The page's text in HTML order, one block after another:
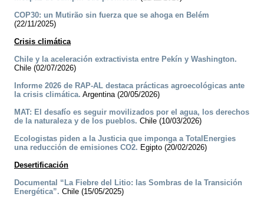
COP30: un Mutirão sin fuerza que se ahoga en Belém
(22/11/2025)
Crisis climática
Chile y la aceleración extractivista entre Pekín y Washington.
Chile (02/07/2026)
Informe 2026 de RAP-AL destaca prácticas agroecológicas ante
la crisis climática. Argentina (20/05/2026)
MAT: El desafío es seguir movilizados por el agua, los derechos
de la naturaleza y de los pueblos. Chile (10/03/2026)
Ecologistas piden a la Justicia que imponga a TotalEnergies
una reducción de emisiones CO2. Egipto (20/02/2026)
Desertificación
Documental “La Fiebre del Litio: las Sombras de la Transición
Energética”. Chile (15/05/2025)